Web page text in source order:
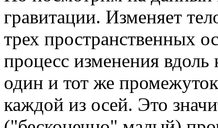
гравитации. Изменяет
трех пространственных
процесс изменения
один и тот же
каждой из осей. Это